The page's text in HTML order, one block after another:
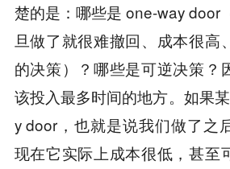
楚的是：哪些是 one-way door
旦做了就很难撤回、成本很高
的决策）？哪些是可逆决策？
该投入最多时间的地方。如果
y door，也就是说我们做了之
现在它实际上成本很低，甚至